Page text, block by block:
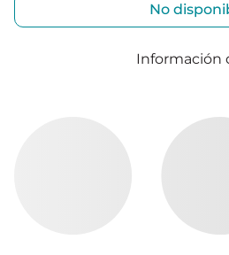
No
Información